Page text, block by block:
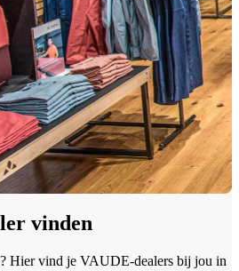
vinden
Hier vind je VAUDE-dealers bij jou in